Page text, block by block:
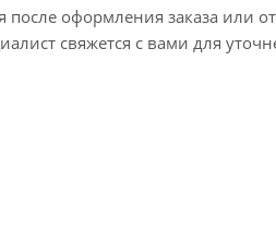
после оформления заказа или
свяжется с вами для